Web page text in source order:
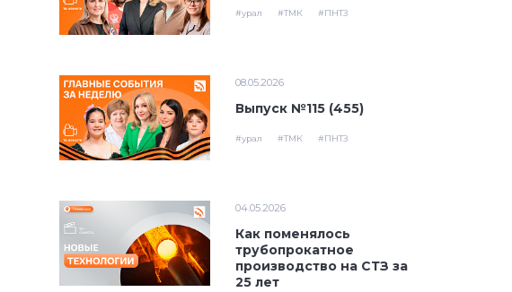
#урал #ТМК #ПНТЗ
08.05.2026
Выпуск №115 (455)
#урал #ТМК #ПНТЗ
04.05.2026
Как поменялось
трубопрокатное
производство на СТЗ за
25 лет